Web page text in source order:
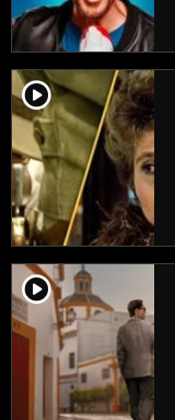
player2
player2